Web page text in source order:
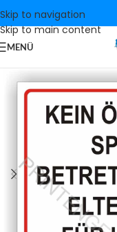
Skip to navigation
Skip to main content
MENÜ